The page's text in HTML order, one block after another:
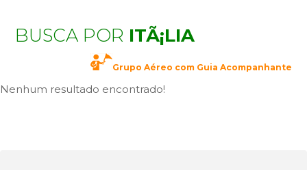
BUSCA POR ITÃ¡LIA
Grupo Aéreo com Guia Acompanhante
Nenhum resultado encontrado!